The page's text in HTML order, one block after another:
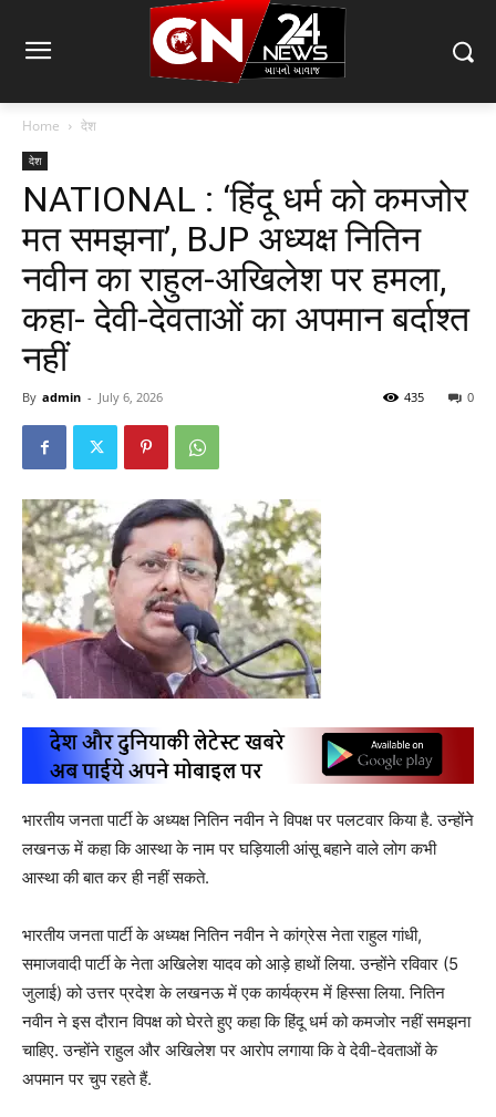
Home देश
देश
NATIONAL : ‘हिंदू धर्म को कमजोर
मत समझना’, BJP अध्यक्ष नितिन
नवीन का राहुल-अखिलेश पर हमला,
कहा- देवी-देवताओं का अपमान बर्दाश्त
नहीं
By admin - July 6, 2026 0
435
भारतीय जनता पार्टी के अध्यक्ष नितिन नवीन ने विपक्ष पर पलटवार किया है. उन्होंने
लखनऊ में कहा कि आस्था के नाम पर घड़ियाली आंसू बहाने वाले लोग कभी
आस्था की बात कर ही नहीं सकते.
भारतीय जनता पार्टी के अध्यक्ष नितिन नवीन ने कांग्रेस नेता राहुल गांधी,
समाजवादी पार्टी के नेता अखिलेश यादव को आड़े हाथों लिया. उन्होंने रविवार (5
जुलाई) को उत्तर प्रदेश के लखनऊ में एक कार्यक्रम में हिस्सा लिया. नितिन
नवीन ने इस दौरान विपक्ष को घेरते हुए कहा कि हिंदू धर्म को कमजोर नहीं समझना
चाहिए. उन्होंने राहुल और अखिलेश पर आरोप लगाया कि वे देवी-देवताओं के
अपमान पर चुप रहते हैं.